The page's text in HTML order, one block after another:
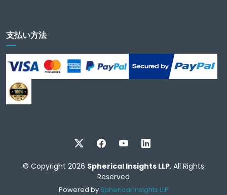
支払い方法
© Copyright 2026 Spherical Insights LLP. All Rights
Reserved
Powered by Spherical Insights LLP